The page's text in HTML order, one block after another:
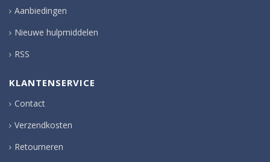
Aanbiedingen
Nieuwe hulpmiddelen
RSS
KLANTENSERVICE
Contact
Verzendkosten
Retourneren